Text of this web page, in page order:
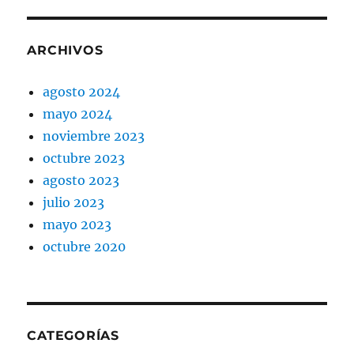
ARCHIVOS
agosto 2024
mayo 2024
noviembre 2023
octubre 2023
agosto 2023
julio 2023
mayo 2023
octubre 2020
CATEGORÍAS